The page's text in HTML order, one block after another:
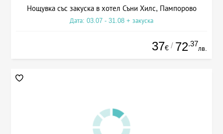
Нощувка със закуска в хотел Съни Хилс, Пампорово
Дата: 03.07 - 31.08 + закуска
37€ / 72.37
лв.